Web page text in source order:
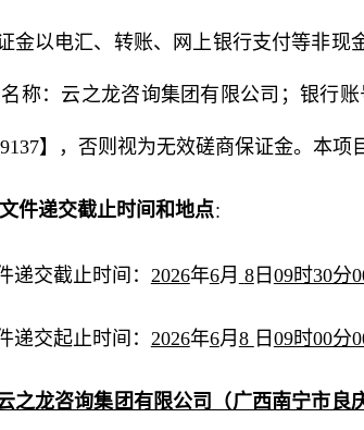
金以电汇、转账、网上银行支付等非
称：云之龙咨询集团有限公司；银行
】，否则视为无效磋商保证金。本
件递交截止时间和地点：
递交截止时间： 2026年6月 8日 09时30分
递交起止时间： 2026年6月 8 日 09时00分
之龙咨询集团有限公司（广西南宁市良